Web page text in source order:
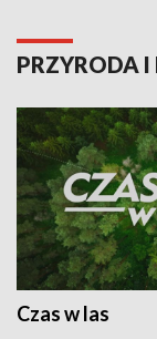
PRZYRODA
Czas w las